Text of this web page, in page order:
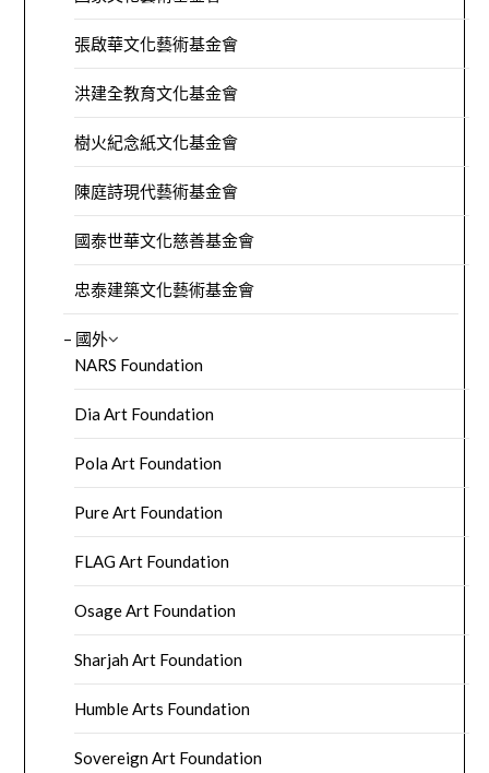
張啟華文化藝術基金會
洪建全教育文化基金會
樹火紀念紙文化基金會
陳庭詩現代藝術基金會
國泰世華文化慈善基金會
忠泰建築文化藝術基金會
– 國外
NARS Foundation
Dia Art Foundation
Pola Art Foundation
Pure Art Foundation
FLAG Art Foundation
Osage Art Foundation
Sharjah Art Foundation
Humble Arts Foundation
Sovereign Art Foundation